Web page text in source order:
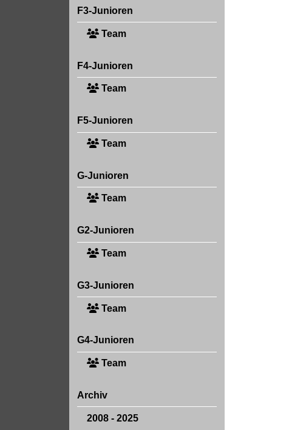
F3-Junioren
Team
F4-Junioren
Team
F5-Junioren
Team
G-Junioren
Team
G2-Junioren
Team
G3-Junioren
Team
G4-Junioren
Team
Archiv
2008 - 2025